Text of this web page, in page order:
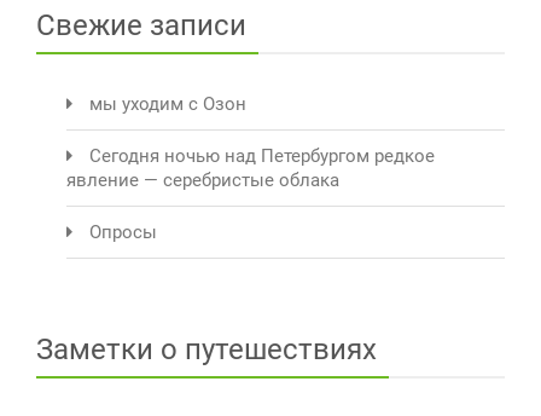
Свежие записи
мы уходим с Озон
Сегодня ночью над Петербургом редкое
явление — серебристые облака
Опросы
Заметки о путешествиях